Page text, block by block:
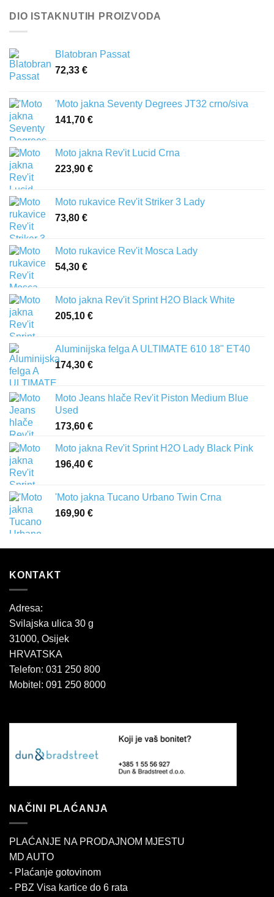
DIO ISTAKNUTIH PROIZVODA
Blatobran Passat
72,33 €
'Moto jakna Seventy Degrees JT32 crno/siva
141,70 €
Moto jakna Rev'it Lucid Crna
223,90 €
Moto rukavice Rev'it Striker 3 Lady
73,80 €
Moto rukavice Rev'it Mosca Lady
54,30 €
Moto jakna Rev'it Sprint H2O Black White
205,10 €
Aluminijska felga A ULTIMATE 610 18" ET40
174,30 €
Moto Jeans hlače Rev'it Piston Medium Blue
Used
173,60 €
Moto jakna Rev'it Sprint H2O Lady Black Pink
196,40 €
'Moto jakna Tucano Urbano Twin Crna
169,90 €
KONTAKT
Adresa:
Svilajska ulica 30 g
31000, Osijek
HRVATSKA
Telefon: 031 250 800
Mobitel: 091 250 8000
NAČINI PLAĆANJA
PLAĆANJE NA PRODAJNOM MJESTU
MD AUTO
- Plaćanje gotovinom
- PBZ Visa kartice do 6 rata